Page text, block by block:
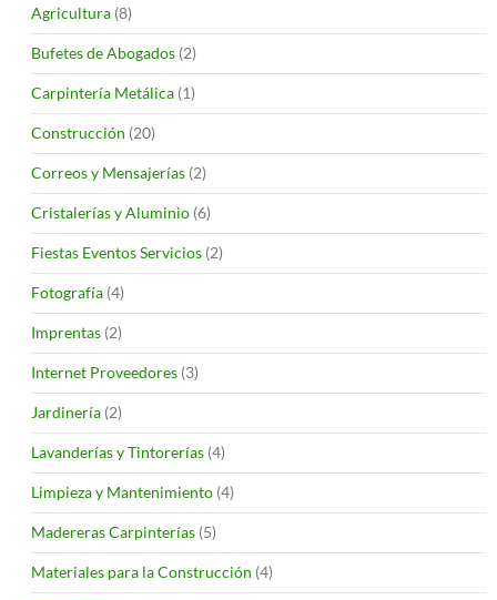
Agricultura (8)
Bufetes de Abogados (2)
Carpintería Metálica (1)
Construcción (20)
Correos y Mensajerías (2)
Cristalerías y Aluminio (6)
Fiestas Eventos Servicios (2)
Fotografía (4)
Imprentas (2)
Internet Proveedores (3)
Jardinería (2)
Lavanderías y Tintorerías (4)
Limpieza y Mantenimiento (4)
Madereras Carpinterías (5)
Materiales para la Construcción (4)